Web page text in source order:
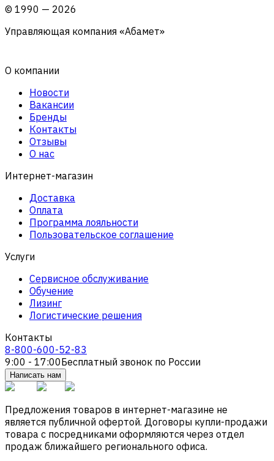
© 1990 — 2026
Управляющая компания «Абамет»
О компании
Новости
Вакансии
Бренды
Контакты
Отзывы
О нас
Интернет-магазин
Доставка
Оплата
Программа лояльности
Пользовательское соглашение
Услуги
Сервисное обслуживание
Обучение
Лизинг
Логистические решения
Контакты
8-800-600-52-83
9:00 - 17:00Бесплатный звонок по России
Написать нам
Предложения товаров в интернет-магазине не
является публичной офертой. Договоры купли-продажи
товара с посредниками оформляются через отдел
продаж ближайшего регионального офиса.